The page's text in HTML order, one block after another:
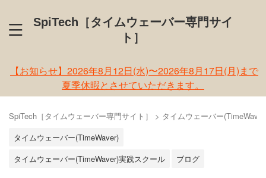
SpiTech［タイムウェーバー専門サイ
ト］
【お知らせ】2026年8月12日(水)〜2026年8月17日(月)まで
夏季休暇とさせていただきます。
SpiTech［タイムウェーバー専門サイト］ > タイムウェーバー
タイムウェーバー(TimeWaver)
タイムウェーバー(TimeWaver)実践スクール
ブログ